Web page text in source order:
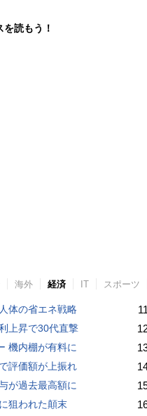
読もう！
海外 経済 IT スポーツ
体の省エネ戦略
上昇で30代直撃
機内棚が有料に
評価額が上振れ
が過去最高額に
狙われた顛末